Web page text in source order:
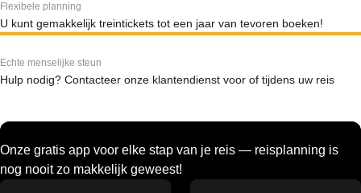
Flexibele planning
U kunt gemakkelijk treintickets tot een jaar van tevoren boeken!
Echte menselijke steun
Hulp nodig? Contacteer onze klantendienst voor of tijdens uw reis
Onze gratis app voor elke stap van je reis — reisplanning is
nog nooit zo makkelijk geweest!